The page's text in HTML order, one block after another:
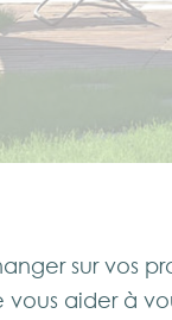
sur vos
aider à